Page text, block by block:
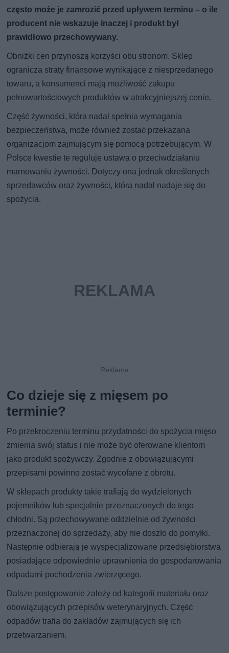
często może je zamrozić przed upływem terminu – o ile
producent nie wskazuje inaczej i produkt był
prawidłowo przechowywany.
Obniżki cen przynoszą korzyści obu stronom. Sklep
ogranicza straty finansowe wynikające z niesprzedanego
towaru, a konsumenci mają możliwość zakupu
pełnowartościowych produktów w atrakcyjniejszej cenie.
Część żywności, która nadal spełnia wymagania
bezpieczeństwa, może również zostać przekazana
organizacjom zajmującym się pomocą potrzebującym. W
Polsce kwestie te reguluje ustawa o przeciwdziałaniu
marnowaniu żywności. Dotyczy ona jednak określonych
sprzedawców oraz żywności, która nadal nadaje się do
spożycia.
Co dzieje się z mięsem po
terminie?
Po przekroczeniu terminu przydatności do spożycia mięso
zmienia swój status i nie może być oferowane klientom
jako produkt spożywczy. Zgodnie z obowiązującymi
przepisami powinno zostać wycofane z obrotu.
W sklepach produkty takie trafiają do wydzielonych
pojemników lub specjalnie przeznaczonych do tego
chłodni. Są przechowywane oddzielnie od żywności
przeznaczonej do sprzedaży, aby nie doszło do pomyłki.
Następnie odbierają je wyspecjalizowane przedsiębiorstwa
posiadające odpowiednie uprawnienia do gospodarowania
odpadami pochodzenia zwierzęcego.
Dalsze postępowanie zależy od kategorii materiału oraz
obowiązujących przepisów weterynaryjnych. Część
odpadów trafia do zakładów zajmujących się ich
przetwarzaniem.